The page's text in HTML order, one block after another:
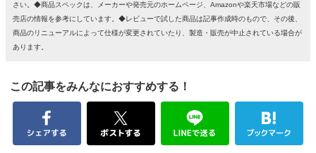
さい。◆商品スペックは、メーカーや発売元のホームページ、Amazonや楽天市場などの販
売店の情報を参考にしています。◆レビューで試した商品は記事作成時のもので、その後、
商品のリニューアルによって仕様が変更されていたり、製造・販売が中止されている場合が
あります。
この記事をみんなにおすすめする！